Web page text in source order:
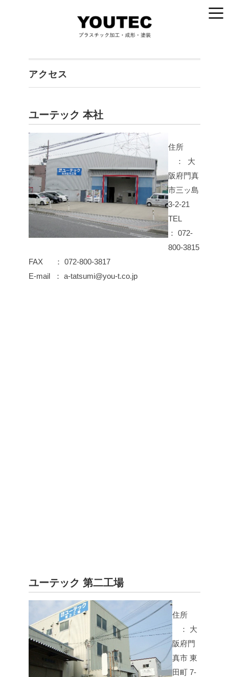
アクセス
ユーテック 本社
住所
： 大
阪府門真
市三ッ島
3-2-21
TEL
： 072-
800-3815
FAX ： 072-800-3817
E-mail ： a-tatsumi@you-t.co.jp
ユーテック 第二工場
住所
： 大
阪府門
真市 東
田町 7-